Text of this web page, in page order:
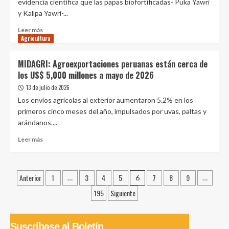
dinamizará
la
del
café
la
economía
regional
evidencia científica que las papas biofortificadas- Puka Yawri
y Kallpa Yawri-...
Leer más
más
bioforticadas
contra
la
anemia
elaboradas
en
Perú
mundial
Agricultura
MIDAGRI: Agroexportaciones peruanas están cerca de
los US$ 5,000 millones a mayo de 2026
13 de julio de 2026
Los envíos agrícolas al exterior aumentaron 5.2% en los
primeros cinco meses del año, impulsados por uvas, paltas y
arándanos....
Leer más
Agroexportaciones
peruanas
de
los
Paginación
entradas
Anterior 1 … 3 4 5 6 7 8 9 …
195 Siguiente
Suscríbase al Boletín